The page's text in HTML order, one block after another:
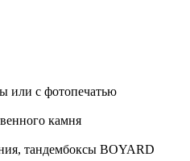
или с фотопечатью
камня
тандембоксы BOYARD